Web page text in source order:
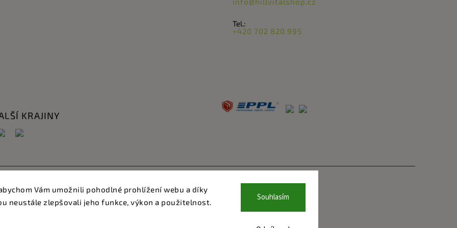
Vám umožnili pohodlné prohlížení webu a díky
neustále zlepšovali jeho funkce, výkon a použitelnost.
Souhlasím
Tel.:
+420 702 820 995
KRAJINY
Copyright 2026HillVital. Všechna práva vyhrazena.
Upravit nastavení cookies